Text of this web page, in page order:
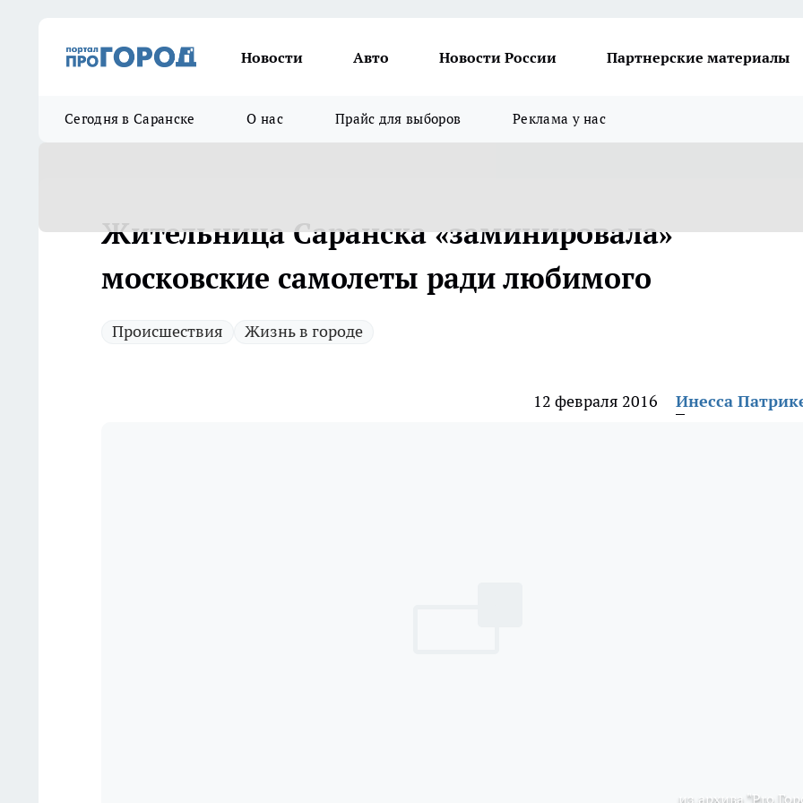
Новости Авто Новости России Партнерские материалы
Сегодня в Саранске О нас Прайс для выборов Реклама у нас
Жительница Саранска «заминировала»
московские самолеты ради любимого
Происшествия Жизнь в городе
12 февраля 2016 Инесса
из архива "Pro